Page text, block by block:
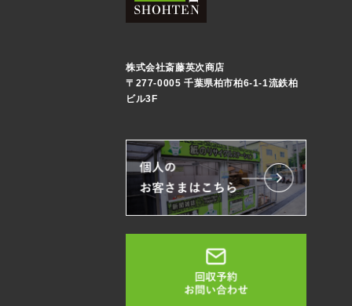
株式会社斎藤英次商店
〒277-0005 千葉県柏市柏6-1-1流鉄柏
ビル3F